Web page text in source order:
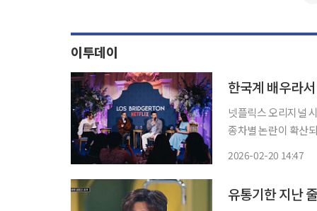
이투데이
한국계 배우라
넷플릭스 오리지널
종차별 논란이 확산되고 있다. 18일 넷플릭스 스페인 공식 SNS
2026-02-20 14:47